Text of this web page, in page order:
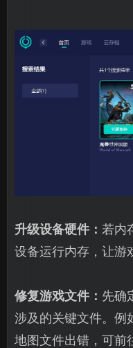
升级设备硬件： 若内
设备运行内存，让游
修复游戏文件： 先确
涉及的关键文件。例
地图文件出错，可前